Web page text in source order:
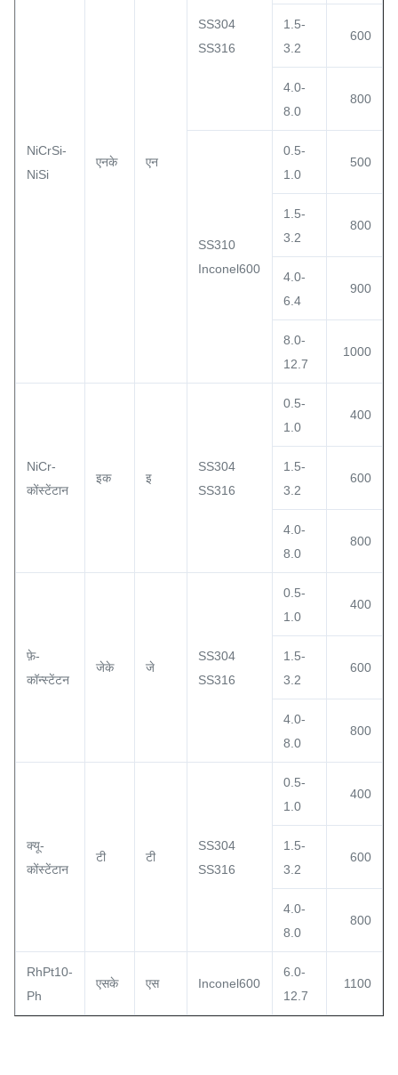
NiCrSi-
NiSi
एनके एन
SS304
SS316
1.5-
3.2
600
4.0-
8.0
800
SS310
Inconel600
0.5-
1.0
500
1.5-
3.2
800
4.0-
6.4
900
8.0-
12.7
1000
NiCr-
कोंस्टेंटान
इक इ
SS304
SS316
0.5-
1.0
400
1.5-
3.2
600
4.0-
8.0
800
फ़े-
कॉन्स्टेंटन
जेके जे
SS304
SS316
0.5-
1.0
400
1.5-
3.2
600
4.0-
8.0
800
क्यू-
कोंस्टेंटान
टी टी
SS304
SS316
0.5-
1.0
400
1.5-
3.2
600
4.0-
8.0
800
RhPt10-
Ph
एसके एस Inconel600
6.0-
12.7
1100